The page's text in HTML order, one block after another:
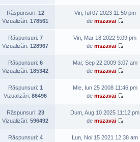
Răspunsuri: 12
Vizualizări: 178561
Vin, Iul 07 2023 11:50 pm
de mszavai
Răspunsuri: 7
Vizualizări: 128967
Vin, Mar 18 2022 9:09 pm
de mszavai
Răspunsuri: 6
Vizualizări: 185342
Mar, Sep 22 2009 3:07 am
de mszavai
Răspunsuri: 1
Vizualizări: 86496
Mie, Iun 25 2008 11:46 pm
de mszavai
Răspunsuri: 23
Vizualizări: 596492
Dum, Aug 10 2025 11:12 pm
de mszavai
Răspunsuri: 4
Lun, Noi 15 2021 12:38 am